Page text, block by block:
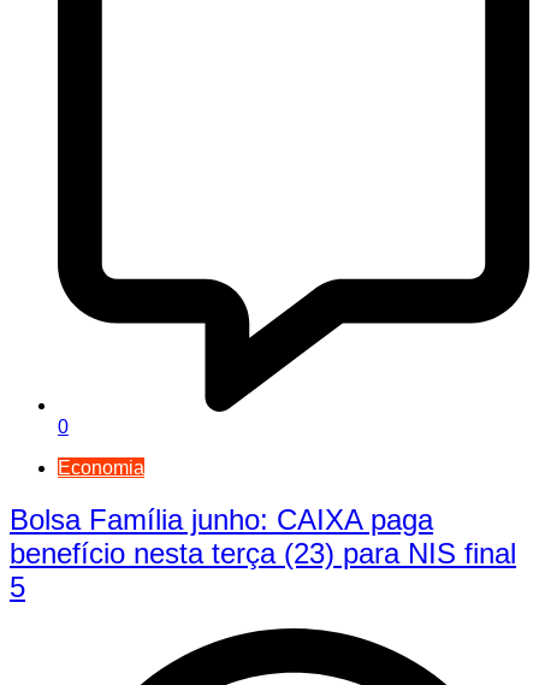
0
Economia
Bolsa Família junho: CAIXA paga
benefício nesta terça (23) para NIS final
5